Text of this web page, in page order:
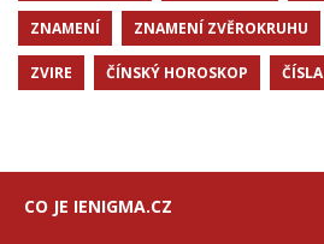
ZNAMENÍ ZNAMENÍ ZVĚROKRUHU
ZVIRE ČÍNSKÝ HOROSKOP ČÍSLA
CO JE IENIGMA.CZ